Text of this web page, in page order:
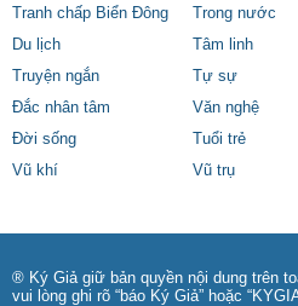
Tranh chấp Biển Đông
Trong nước
Du lịch
Tâm linh
Truyện ngắn
Tự sự
Đắc nhân tâm
Văn nghệ
Đời sống
Tuổi trẻ
Vũ khí
Vũ trụ
® Ký Giả giữ bản quyền nội dung trên
vui lòng ghi rõ “báo Ký Giả” hoặc